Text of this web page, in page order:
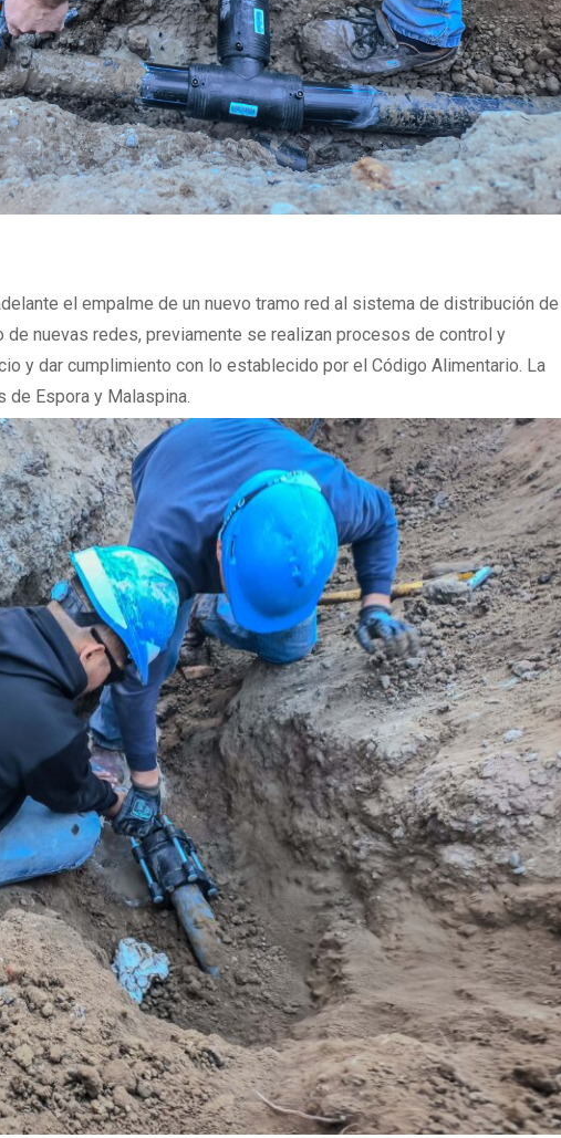
el empalme de un nuevo tramo red al sistema de distribución de
nuevas redes, previamente se realizan procesos de control y
y dar cumplimiento con lo establecido por el Código Alimentario. La
de Espora y Malaspina.